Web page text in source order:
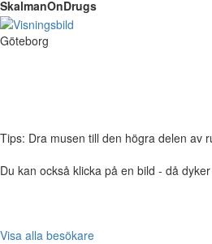
SkalmanOnDrugs
Göteborg
Tips: Dra musen till den högra delen av
Du kan också klicka på en bild - då
Visa alla besökare